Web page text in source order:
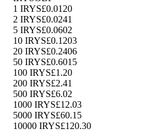
1 IRYS£0.0120
2 IRYS£0.0241
5 IRYS£0.0602
10 IRYS£0.1203
20 IRYS£0.2406
50 IRYS£0.6015
100 IRYS£1.20
200 IRYS£2.41
500 IRYS£6.02
1000 IRYS£12.03
5000 IRYS£60.15
10000 IRYS£120.30